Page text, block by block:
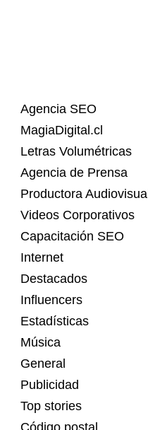
Agencia SEO
MagiaDigital.cl
Letras Volumétricas
Agencia de Prensa
Productora Audiovisual
Videos Corporativos
Capacitación SEO
Internet
Destacados
Influencers
Estadísticas
Música
General
Publicidad
Top stories